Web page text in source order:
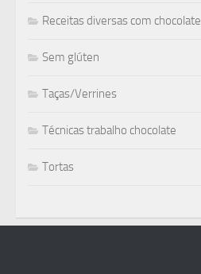
Receitas diversas com chocolate
Sem glúten
Taças/Verrines
Técnicas trabalho chocolate
Tortas